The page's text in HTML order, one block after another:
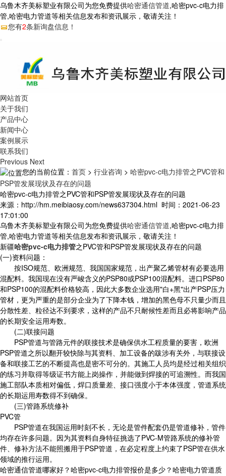
乌鲁木齐美标塑业有限公司为您免费提供哈密通信管道,哈密pvc-c电力排
管,哈密电力管道等相关信息发布和资讯展示，敬请关注！
您有2条新询盘信息！
网站首页
关于我们
产品中心
新闻中心
案例展示
联系我们
Previous Next
您的当前位置： 首页 > 行业咨询 > 哈密pvc-c电力排管之PVC管和
PSP管发展现状及存在的问题
哈密pvc-c电力排管之PVC管和PSP管发展现状及存在的问题
来源：http://hm.meibiaosy.com/news637304.html 时间：2021-06-23
17:01:00
乌鲁木齐美标塑业有限公司为您免费提供哈密通信管道,哈密pvc-c电力排
管,哈密电力管道等相关信息发布和资讯展示，敬请关注！
新疆哈密pvc-c电力排管之PVC管和PSP管发展现状及存在的问题
(一)资料问题：
按ISO规范、欧洲规范、我国国家规范，出产聚乙烯管材有必要选用
混配料。我国现在没有严峻含义的PSP80或PSP100混配料。进口PSP80
和PSP100的混配料价格较高，因此大多数企业选用"白+黑"出产PSP压力
管材，更为严重的是部分企业为了下降本钱，增加的黑色母不只量少而且
分散性差、粒径达不到要求，这样的产品不只耐候性差而且必将影响产品
的长期安全运用寿数。
(二)联接问题
PSP管道与管路元件的联接技术是确保供水工程质量的要害，欧洲
PSP管道之所以翻开较快除与其资料、加工设备的跋涉有关外，与联接设
备和联接工艺的不断提高也是密不可分的。其施工人员均是经过相关组织
的练习并取得等级证书方能上岗操作，并能做到焊接的可追溯性。而我国
施工部队本质相对偏低，焊口质量差、接口强度小于本体强度，管道系统
的长期运用寿数得不到确保。
(三)管路系统修补
PVC管
PSP管道在我国运用时刻不长，无论是管件配套仍是管道修补，管件
均存在许多问题。因为其资料自身特征挑选了PVC-M管路系统的修补管
件、修补方法不能照搬用于PSP管道，在必定程度上约束了PSP管在供水
领域的推行运用。
哈密通信管道哪家好？哈密pvc-c电力排管报价是多少？哈密电力管道质